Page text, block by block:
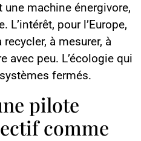
une machine énergivore,
pour l’Europe,
à mesurer, à
avec peu. L’écologie qui
fermés.
pilote
comme